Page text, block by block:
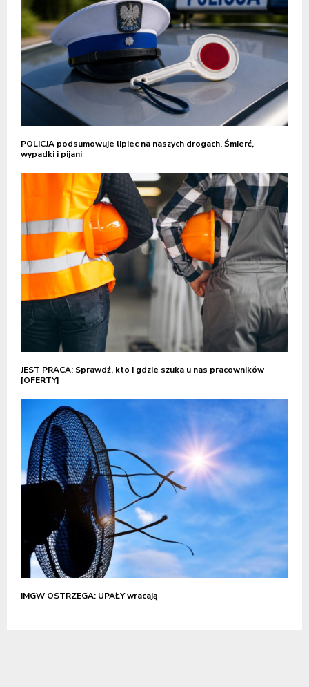
POLICJA podsumowuje lipiec na naszych drogach. Śmierć,
wypadki i pijani
JEST PRACA: Sprawdź, kto i gdzie szuka u nas pracowników
[OFERTY]
IMGW OSTRZEGA: UPAŁY wracają